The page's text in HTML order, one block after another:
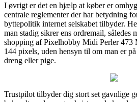
I øvrigt er det en hjælp at køber er
centrale reglementer der har betydning
byttepolitik internet selskabet tilbyder.
man stadig sikrer ens ordremail, således
shopping af Pixelhobby Midi Perler 473
144 pixels, uden hensyn til om man er
dreng eller pige.
Trustpilot tilbyder dig stort set gavnlige